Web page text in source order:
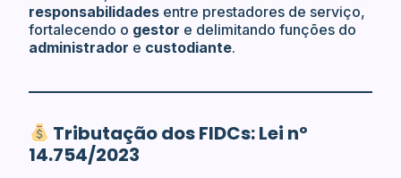
responsabilidades entre prestadores de serviço,
fortalecendo o gestor e delimitando funções do
administrador e custodiante.
Tributação dos FIDCs: Lei nº
14.754/2023